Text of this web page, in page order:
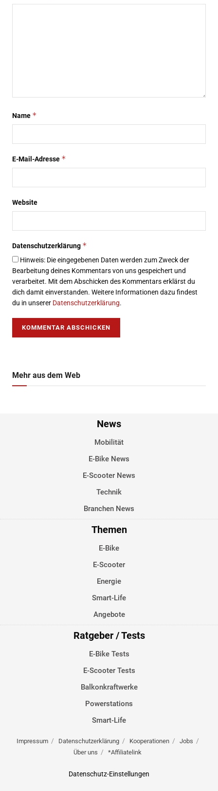
Name *
E-Mail-Adresse *
Website
Datenschutzerklärung *
Hinweis: Die eingegebenen Daten werden zum Zweck der
Bearbeitung deines Kommentars von uns gespeichert und
verarbeitet. Mit dem Abschicken des Kommentars erklärst du
dich damit einverstanden. Weitere Informationen dazu findest
du in unserer Datenschutzerklärung.
Mehr aus dem Web
News
Mobilität
E-Bike News
E-Scooter News
Technik
Branchen News
Themen
E-Bike
E-Scooter
Energie
Smart-Life
Angebote
Ratgeber / Tests
E-Bike Tests
E-Scooter Tests
Balkonkraftwerke
Powerstations
Smart-Life
Impressum Datenschutzerklärung Kooperationen
Jobs
Über uns
*Affiliatelink
Datenschutz-Einstellungen